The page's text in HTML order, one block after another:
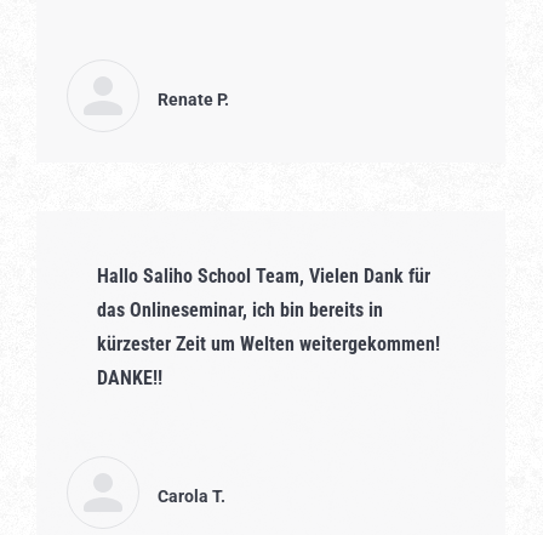
Renate P.
Hallo Saliho School Team, Vielen Dank für
das Onlineseminar, ich bin bereits in
kürzester Zeit um Welten weitergekommen!
DANKE!!
Carola T.